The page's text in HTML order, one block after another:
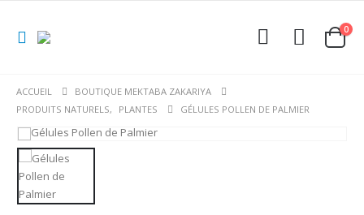
0
ACCUEIL
BOUTIQUE MEKTABA ZAKARIYA
PRODUITS NATURELS, PLANTES GÉLULES POLLEN DE PALMIER